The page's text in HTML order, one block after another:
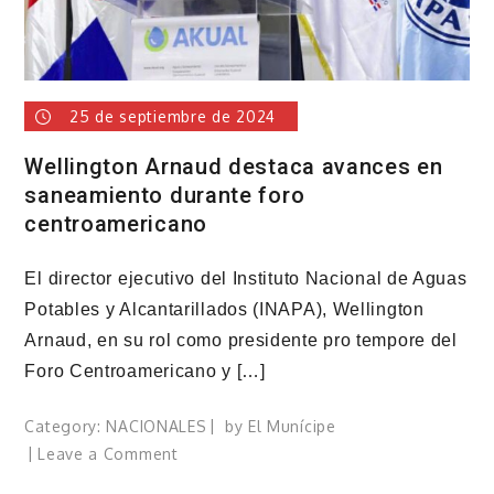
25 de septiembre de 2024
Wellington Arnaud destaca avances en
saneamiento durante foro
centroamericano
El director ejecutivo del Instituto Nacional de Aguas
Potables y Alcantarillados (INAPA), Wellington
Arnaud, en su rol como presidente pro tempore del
Foro Centroamericano y […]
Category: NACIONALES by El Munícipe
Leave a Commenton